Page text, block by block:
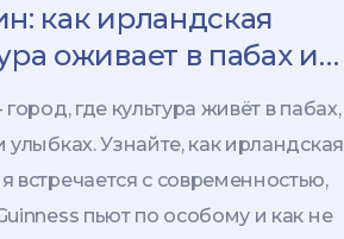
как ирландская
оживает в пабах и
столицы
где культура живёт в пабах,
улыбках. Узнайте, как ирландская
встречается с современностью,
пьют по особому и как не